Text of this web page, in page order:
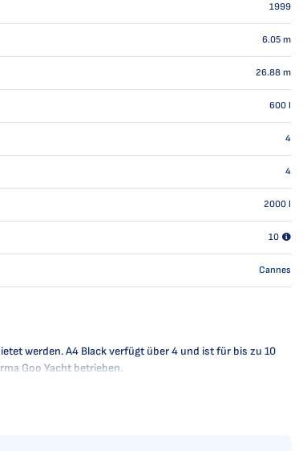
1999
6.05 m
26.88 m
600 l
4
4
2000 l
10
Cannes
werden. A4 Black verfügt über 4 und ist für bis zu 10
Goo Yacht betrieben.